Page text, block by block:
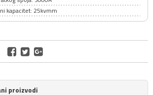
kapacitet: 25kvmm
proizvodi